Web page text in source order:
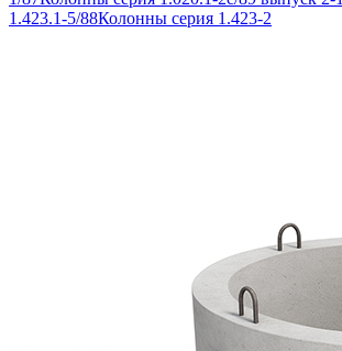
1.423.1-5/88Колонны серия 1.423-2